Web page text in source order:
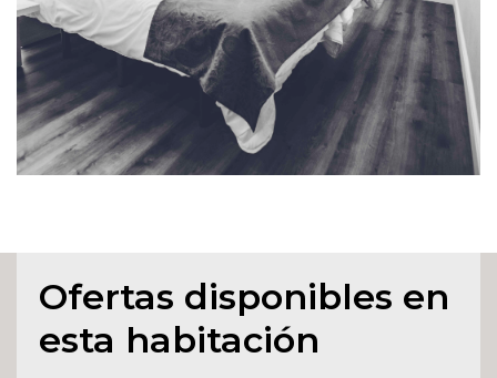
Ofertas disponibles en
esta habitación